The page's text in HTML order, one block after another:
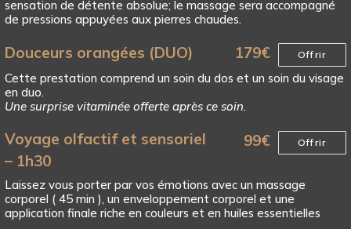
sensation de détente absolue; le massage sera accompagné
de pressions appuyées aux pierres chaudes.
Douceurs orangées (DUO) 179€ Offrir
Cette prestation comprend un soin du dos et un soin du visage
en duo.
Une surprise vitaminée offerte après ce soin.
Voyage olfactif et sensoriel
– 1h30
99€ Offrir
Laissez vous porter par vos émotions avec un massage
corporel ( 45 min ), un enveloppement corporel et une
application finale riche en couleurs et en huiles essentielles